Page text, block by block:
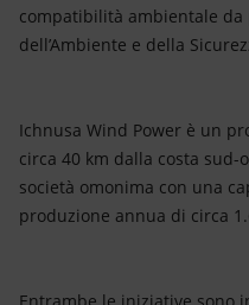
compatibilità ambientale
dell’Ambiente e della
Ichnusa Wind Power è un
circa 40 km dalla costa
società omonima con una
produzione annua di circa